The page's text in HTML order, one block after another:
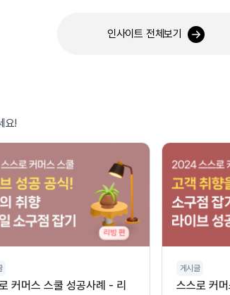
인사이트 전체보기
요!
커머스 스쿨 성공사례 - 리
게시글
스스로 커